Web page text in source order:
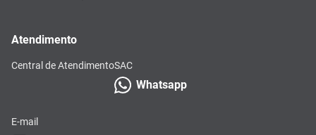
Atendimento
Central de AtendimentoSAC
Whatsapp
E-mail